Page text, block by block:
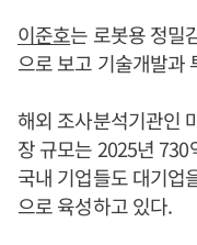
이준호는 로봇용 정밀
으로 보고 기술개발과
해외 조사분석기관인
장 규모는 2025년
국내 기업들도 대기업
으로 육성하고 있다.